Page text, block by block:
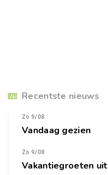
Recentste nieuws
Zo 9/08
Vandaag gezien
Zo 9/08
Vakantiegroeten